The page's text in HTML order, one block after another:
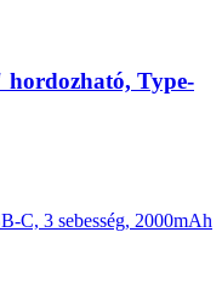
Type-